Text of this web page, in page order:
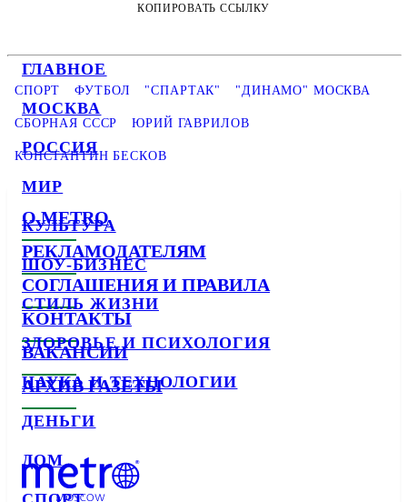
ГЛАВНОЕ
МОСКВА
РОССИЯ
МИР
КУЛЬТУРА
ШОУ-БИЗНЕС
СТИЛЬ ЖИЗНИ
ЗДОРОВЬЕ И ПСИХОЛОГИЯ
НАУКА И ТЕХНОЛОГИИ
ДЕНЬГИ
ДОМ
КОПИРОВАТЬ ССЫЛКУ
СПОРТ ФУТБОЛ "СПАРТАК" "ДИНАМО" МОСКВА
СБОРНАЯ СССР ЮРИЙ ГАВРИЛОВ
КОНСТАНТИН БЕСКОВ
О METRO
РЕКЛАМОДАТЕЛЯМ
СОГЛАШЕНИЯ И ПРАВИЛА
КОНТАКТЫ
ВАКАНСИИ
АРХИВ ГАЗЕТЫ